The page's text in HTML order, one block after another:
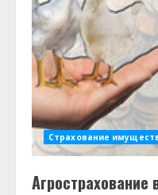
Страхование
Агрострахование